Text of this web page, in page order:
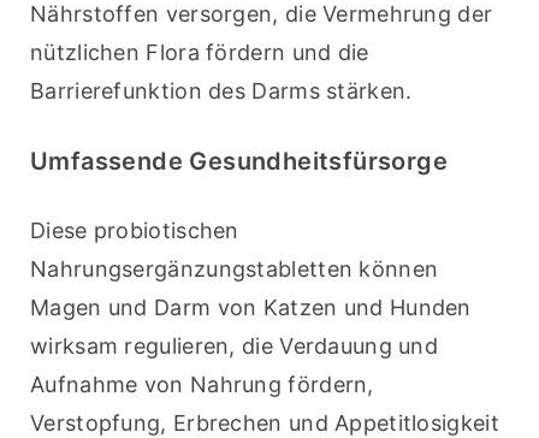
Nährstoffen versorgen, die Vermehrung der
nützlichen Flora fördern und die
Barrierefunktion des Darms stärken.
Umfassende Gesundheitsfürsorge
Diese probiotischen
Nahrungsergänzungstabletten können
Magen und Darm von Katzen und Hunden
wirksam regulieren, die Verdauung und
Aufnahme von Nahrung fördern,
Verstopfung, Erbrechen und Appetitlosigkeit